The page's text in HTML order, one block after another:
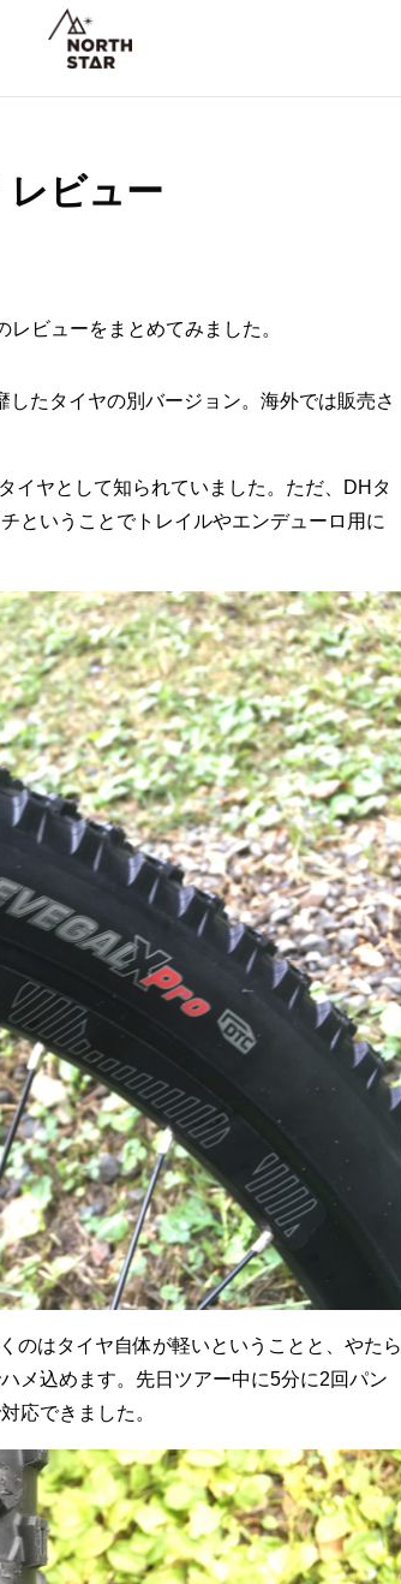
ビュー
ビューをまとめてみました。
たタイヤの別バージョン。海外では販売さ
イヤとして知られていました。ただ、DHタ
ということでトレイルやエンデューロ用に
のはタイヤ自体が軽いということと、やたら
メ込めます。先日ツアー中に5分に2回パン
応できました。